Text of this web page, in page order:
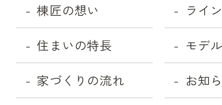
棟匠の想い
住まいの特長
ライ
モデ
家づくりの流れ
お知